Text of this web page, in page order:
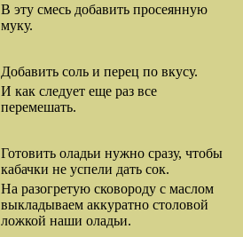
В эту смесь добавить просеянную
муку.
Добавить соль и перец по вкусу.
И как следует еще раз все
перемешать.
Готовить оладьи нужно сразу, чтобы
кабачки не успели дать сок.
На разогретую сковороду с маслом
выкладываем аккуратно столовой
ложкой наши оладьи.